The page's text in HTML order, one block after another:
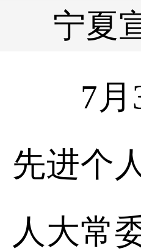
宁夏
7月31
先进个
人大常